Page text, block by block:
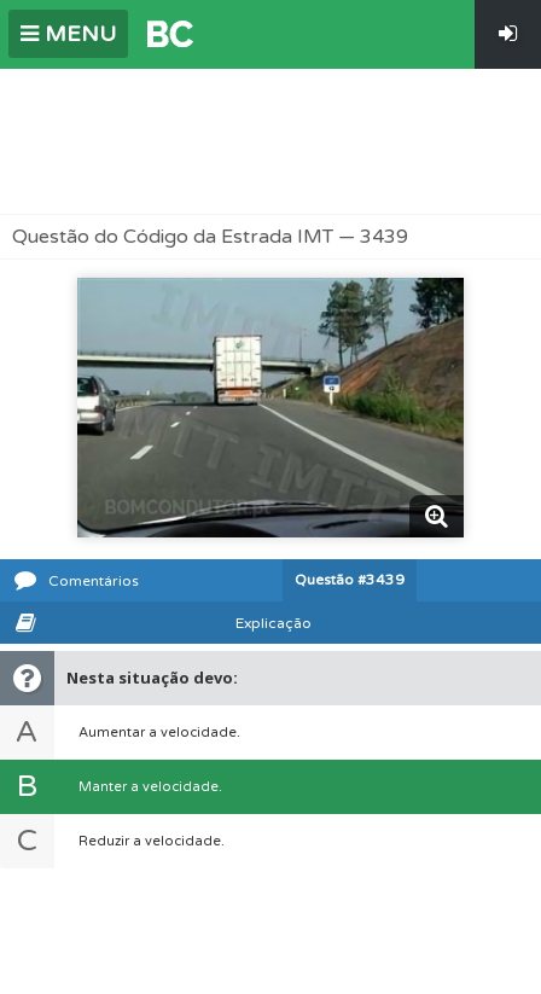
MENU
Questão do Código da Estrada IMT — 3439
Comentários Questão #3439
Explicação
Nesta situação devo:
A Aumentar a velocidade.
B Manter a velocidade.
C Reduzir a velocidade.